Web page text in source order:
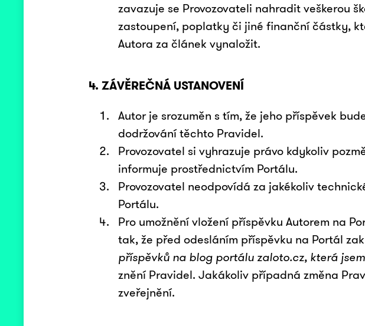
zavazuje se Provozovateli nahradit veškerou
zastoupení, poplatky či jiné finanční částky,
Autora za článek vynaložit.
4. ZÁVĚREČNÁ USTANOVENÍ
Autor je srozuměn s tím, že jeho příspěvek
dodržování těchto Pravidel.
Provozovatel si vyhrazuje právo kdykoliv
informuje prostřednictvím Portálu.
Provozovatel neodpovídá za jakékoliv
Portálu.
Pro umožnění vložení příspěvku Autorem na
tak, že před odesláním příspěvku na Portál
příspěvků na blog portálu zaloto.cz, která
znění Pravidel. Jakákoliv případná změna
zveřejnění.